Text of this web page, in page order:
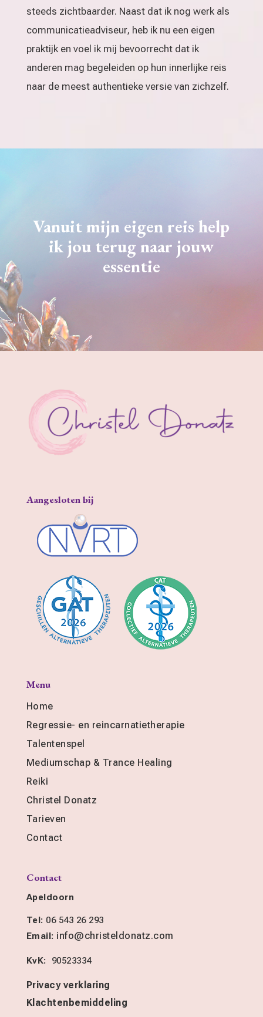
steeds zichtbaarder. Naast dat ik nog werk als
communicatieadviseur, heb ik nu een eigen
praktijk en voel ik mij bevoorrecht dat ik
anderen mag begeleiden op hun innerlijke reis
naar de meest authentieke versie van zichzelf.
Vanuit mijn eigen reis help
ik jou terug naar jouw
essentie
Aangesloten bij
Menu
Home
Regressie- en reincarnatietherapie
Talentenspel
Mediumschap & Trance Healing
Reiki
Christel Donatz
Tarieven
Contact
Contact
Apeldoorn
Tel: 06 543 26 293
Email: info@christeldonatz.com
KvK: 90523334
Privacy verklaring
Klachtenbemiddeling